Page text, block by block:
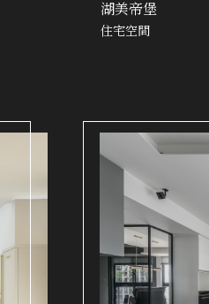
湖美帝堡
住宅空間